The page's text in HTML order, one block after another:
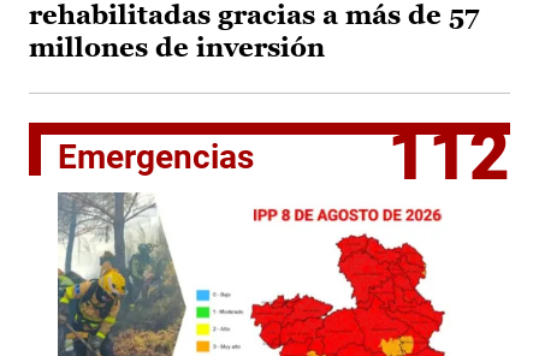
rehabilitadas gracias a más de 57
millones de inversión
Emergencias 112